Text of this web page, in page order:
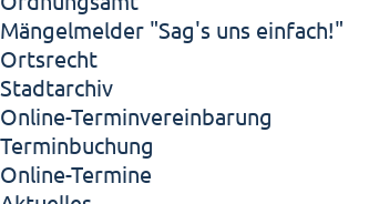
Mängelmelder "Sag's uns einfach!"
Ortsrecht
Stadtarchiv
Online-Terminvereinbarung
Terminbuchung
Online-Termine